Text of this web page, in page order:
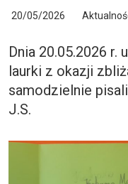
20/05/2026
Dnia 20.05.2026 r.
laurki z okazji
samodzielnie
J.S.